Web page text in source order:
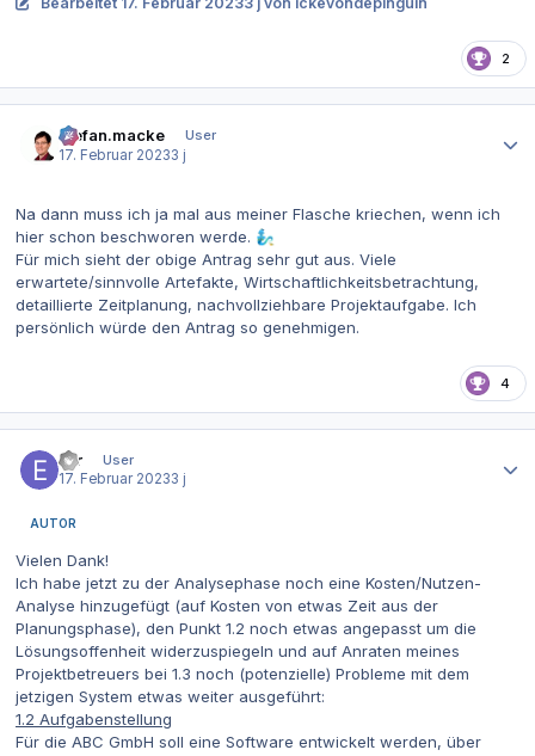
2
stefan.macke
User
17. Februar 20233 j
Na dann muss ich ja mal aus meiner Flasche kriechen, wenn ich
hier schon beschworen werde. 🧞‍♂️
Für mich sieht der obige Antrag sehr gut aus. Viele
erwartete/sinnvolle Artefakte, Wirtschaftlichkeitsbetrachtung,
detaillierte Zeitplanung, nachvollziehbare Projektaufgabe. Ich
persönlich würde den Antrag so genehmigen.
4
Exr
User
17. Februar 20233 j
AUTOR
Vielen Dank!
Ich habe jetzt zu der Analysephase noch eine Kosten/Nutzen-
Analyse hinzugefügt (auf Kosten von etwas Zeit aus der
Planungsphase), den Punkt 1.2 noch etwas angepasst um die
Lösungsoffenheit widerzuspiegeln und auf Anraten meines
Projektbetreuers bei 1.3 noch (potenzielle) Probleme mit dem
jetzigen System etwas weiter ausgeführt:
1.2 Aufgabenstellung
Für die ABC GmbH soll eine Software entwickelt werden, über